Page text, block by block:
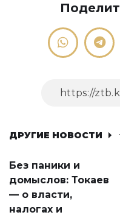
ДРУГИЕ НОВОСТИ
Без паники и
домыслов: Токаев
— о власти,
налогах и